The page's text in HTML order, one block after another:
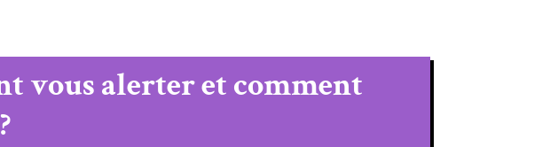
vous alerter et comment